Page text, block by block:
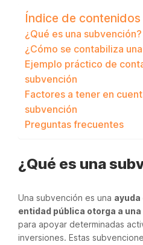
Índice de contenidos
¿Qué es una subvención?
¿Cómo se contabiliza
Ejemplo práctico de
subvención
Factores a tener en
subvención
Preguntas frecuentes
¿Qué es una
Una subvención es una
entidad pública otorga a
para apoyar determinadas
inversiones. Estas